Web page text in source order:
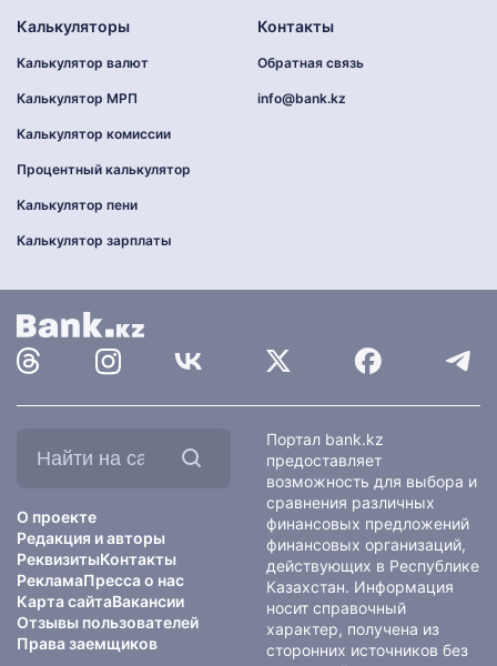
Калькуляторы
Калькулятор валют
Калькулятор МРП
Калькулятор комиссии
Процентный калькулятор
Калькулятор пени
Калькулятор зарплаты
Контакты
Обратная связь
info@bank.kz
О проекте
Редакция и авторы
РеквизитыКонтакты
РекламаПресса о нас
Карта сайтаВакансии
Отзывы пользователей
Права заемщиков
Портал bank.kz
предоставляет
возможность для выбора и
сравнения различных
финансовых предложений
финансовых организаций,
действующих в Республике
Казахстан. Информация
носит справочный
характер, получена из
сторонних источников без